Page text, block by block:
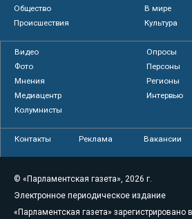
Общество
В мире
Происшествия
Культура
Видео
Опросы
Фото
Персоны
Мнения
Регионы
Медиацентр
Интервью
Колумнисты
Контакты Реклама Вакансии
© «Парламентская газета», 2026 г.
Электронное периодическое издание
«Парламентская газета» зарегистрировано в